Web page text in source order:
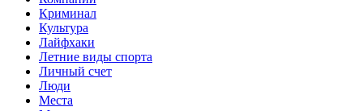
Криминал
Культура
Лайфхаки
Летние виды спорта
Личный счет
Люди
Места